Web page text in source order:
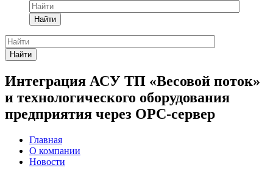
Найти
Найти
Интеграция АСУ ТП «Весовой поток»
и технологического оборудования
предприятия через ОРС-сервер
Главная
О компании
Новости